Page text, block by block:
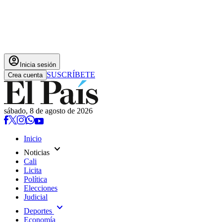
account_circle Inicia sesión
Crea cuenta SUSCRÍBETE
sábado, 8 de agosto de 2026
Inicio
Noticias expand_more
Cali
Licita
Política
Elecciones
Judicial
Deportes expand_more
Economía